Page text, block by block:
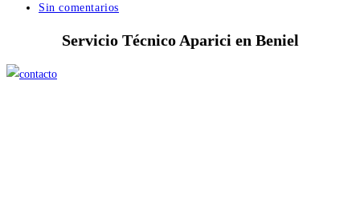
entrada:
la
de
entrada:
Comentarios
Sin comentarios
Servicio Técnico Aparici en Beniel